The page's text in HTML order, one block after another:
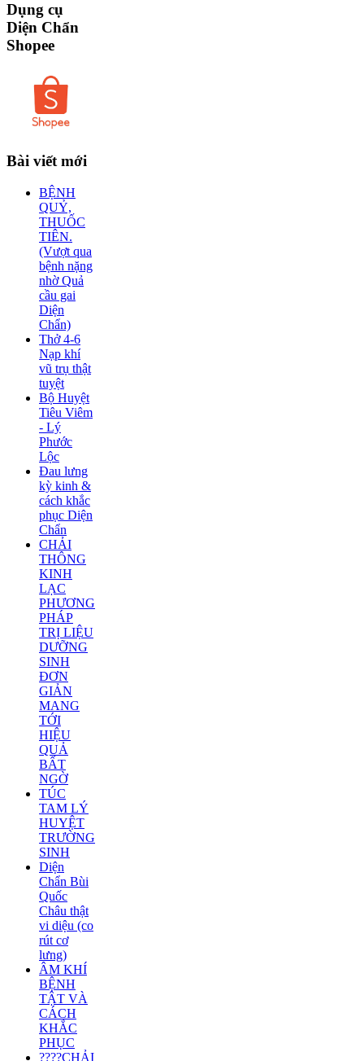
Dụng cụ
Diện Chẩn
Shopee
Bài viết mới
BỆNH
QUỶ,
THUỐC
TIÊN.
(Vượt qua
bệnh nặng
nhờ Quả
cầu gai
Diện
Chẩn)
Thở 4-6
Nạp khí
vũ trụ thật
tuyệt
Bộ Huyệt
Tiêu Viêm
- Lý
Phước
Lộc
Đau lưng
kỳ kinh &
cách khắc
phục Diện
Chẩn
CHẢI
THÔNG
KINH
LẠC
PHƯƠNG
PHÁP
TRỊ LIỆU
DƯỠNG
SINH
ĐƠN
GIẢN
MANG
TỚI
HIỆU
QUẢ
BẤT
NGỜ
TÚC
TAM LÝ
HUYỆT
TRƯỜNG
SINH
Diện
Chẩn Bùi
Quốc
Châu thật
vi diệu (co
rút cơ
lưng)
ÂM KHÍ
BỆNH
TẬT VÀ
CÁCH
KHẮC
PHỤC
????CHẢI